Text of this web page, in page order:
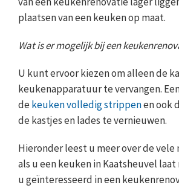
plaatsen van een keuken op maat.
Wat is er mogelijk bij een
U kunt ervoor kiezen om alleen de
keukenapparatuur te vervangen.
dekeuken volledig strippenen ook
de kastjes en lades te vernieuwen.
Hieronder leest u meer over de
als u een keuken in Kaatsheuvel
u geïnteresseerd in een